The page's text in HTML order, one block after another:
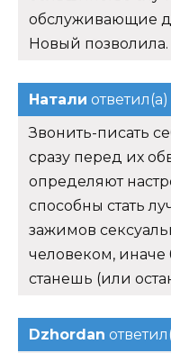
обслуживающие
Новый позволила.
Натали ответил(а)
Звонить-писать
сразу перед их
определяют
способны стать
зажимов
человеком,
станешь (или
Dzhordan